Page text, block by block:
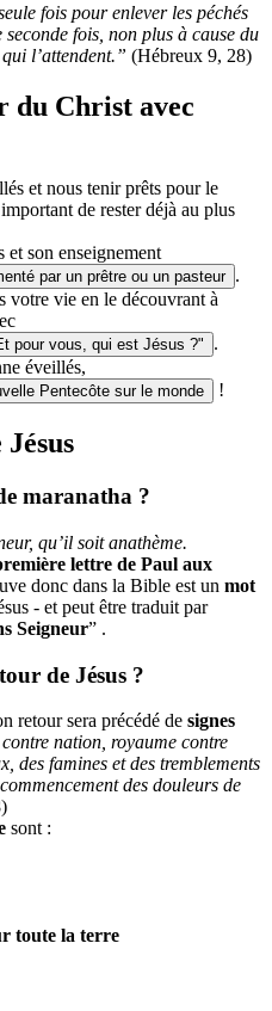
fois pour enlever les péchés
fois, non plus à cause du
l’attendent.” (Hébreux 9, 28)
du Christ avec
et nous tenir prêts pour le
de rester déjà au plus
et son enseignement
par un prêtre ou un pasteur .
votre vie en le découvrant à
pour vous, qui est Jésus ?"
.
éveillés,
Pentecôte sur le monde !
maranatha ?
qu’il soit anathème.
lettre de Paul aux
donc dans la Bible est un mot
- et peut être traduit par
Seigneur” .
de Jésus ?
retour sera précédé de signes
nation, royaume contre
des famines et des tremblements
des douleurs de
sont :
toute la terre